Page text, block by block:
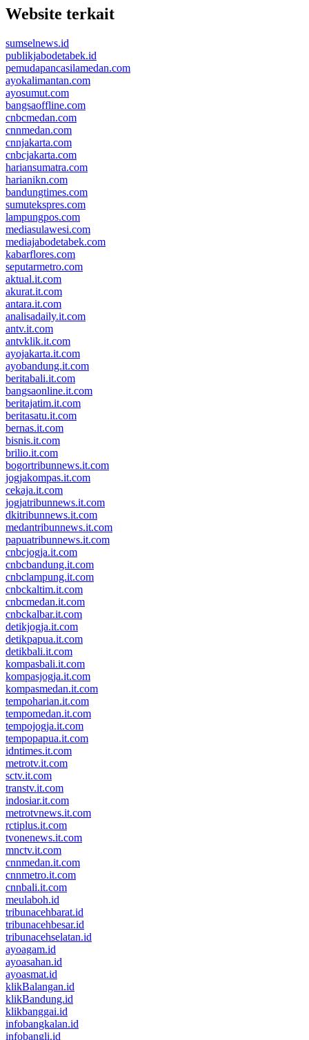
Website terkait
sumselnews.id
publikjabodetabek.id
pemudapancasilamedan.com
ayokalimantan.com
ayosumut.com
bangsaoffline.com
cnbcmedan.com
cnnmedan.com
cnnjakarta.com
cnbcjakarta.com
hariansumatra.com
harianikn.com
bandungtimes.com
sumutekspres.com
lampungpos.com
mediasulawesi.com
mediajabodetabek.com
kabarflores.com
seputarmetro.com
aktual.it.com
akurat.it.com
antara.it.com
analisadaily.it.com
antv.it.com
antvklik.it.com
ayojakarta.it.com
ayobandung.it.com
beritabali.it.com
bangsaonline.it.com
beritajatim.it.com
beritasatu.it.com
bernas.it.com
bisnis.it.com
brilio.it.com
bogortribunnews.it.com
jogjakompas.it.com
cekaja.it.com
jogjatribunnews.it.com
dkitribunnews.it.com
medantribunnews.it.com
papuatribunnews.it.com
cnbcjogja.it.com
cnbcbandung.it.com
cnbclampung.it.com
cnbckaltim.it.com
cnbcmedan.it.com
cnbckalbar.it.com
detikjogja.it.com
detikpapua.it.com
detikbali.it.com
kompasbali.it.com
kompasjogja.it.com
kompasmedan.it.com
tempoharian.it.com
tempomedan.it.com
tempojogja.it.com
tempopapua.it.com
idntimes.it.com
metrotv.it.com
sctv.it.com
transtv.it.com
indosiar.it.com
metrotvnews.it.com
rctiplus.it.com
tvonenews.it.com
mnctv.it.com
cnnmedan.it.com
cnnmetro.it.com
cnnbali.it.com
meulaboh.id
tribunacehbarat.id
tribunacehbesar.id
tribunacehselatan.id
ayoagam.id
ayoasahan.id
ayoasmat.id
klikBalangan.id
klikBandung.id
klikbanggai.id
infobangkalan.id
infobangli.id